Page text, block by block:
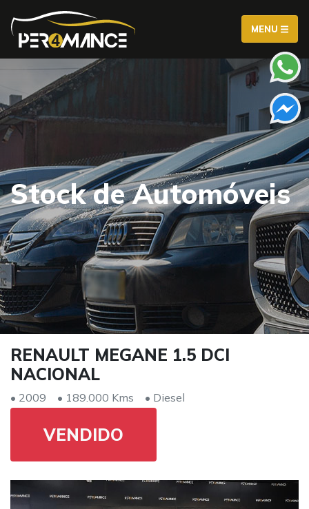
MENU
Stock de Automóveis
RENAULT MEGANE 1.5 DCI
NACIONAL
• 2009 • 189.000 Kms • Diesel
VENDIDO